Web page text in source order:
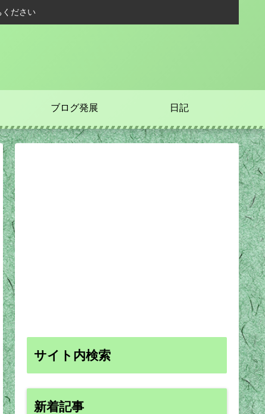
ください
ブログ発展 日記
サイト内検索
新着記事